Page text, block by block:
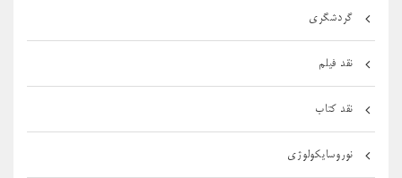
گردشگری
نقد فیلم
نقد کتاب
نوروسایکولوژی